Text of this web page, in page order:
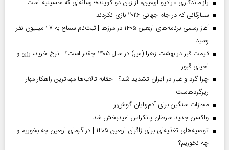
راز ماندگاری «رادیو اربعین» از زبان دو گوینده؛ رسانه‌ای که حسینیه است
ستارگانی که در جام جهانی ۲۰۲۶ بازی نکردند
آغاز رسمی برنامه‌های اربعین ۱۴۰۵ در مرز‌ها | ثبت‌نام سماح به ۱.۷ میلیون نفر
رسید
قیمت قبر در بهشت زهرا (س) در سال ۱۴۰۵ چقدر است؟ | نرخ خرید، رزرو و
احیای قبور
چرا گرد و غبار در ایران تشدید شد؟ | حقابه تالاب‌ها مهم‌ترین راهکار مهار
ریزگردهاست
مجازات سنگین برای آدم‌ربایان گوش‌بر
واکسن جدید سرطان پانکراس امیدبخش شد
توصیه‌های تغذیه‌ای برای زائران اربعین ۱۴۰۵ | در گرمای اربعین چه بخوریم و
چه نخوریم؟